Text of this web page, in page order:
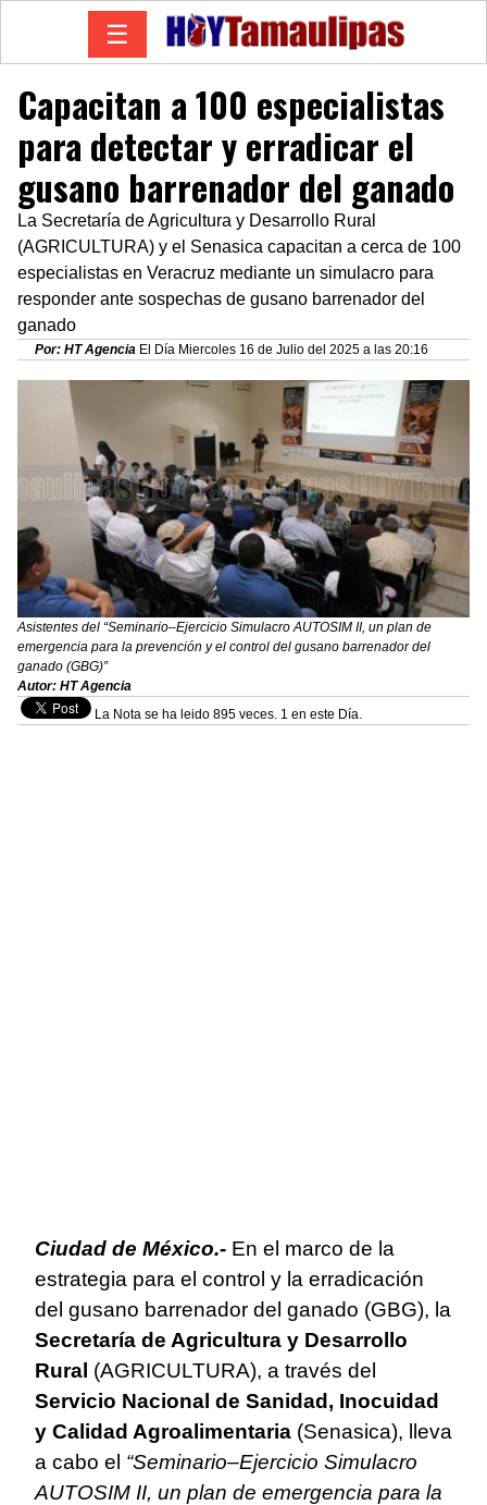
☰
Capacitan a 100 especialistas
para detectar y erradicar el
gusano barrenador del ganado
La Secretaría de Agricultura y Desarrollo Rural
(AGRICULTURA) y el Senasica capacitan a cerca de 100
especialistas en Veracruz mediante un simulacro para
responder ante sospechas de gusano barrenador del
ganado
Por: HT Agencia El Día Miercoles 16 de Julio del 2025 a las 20:16
Asistentes del “Seminario–Ejercicio Simulacro AUTOSIM II, un plan de
emergencia para la prevención y el control del gusano barrenador del
ganado (GBG)”
Autor: HT Agencia
La Nota se ha leido 895 veces. 1 en este Día.
Ciudad de México.- En el marco de la
estrategia para el control y la erradicación
del gusano barrenador del ganado (GBG), la
Secretaría de Agricultura y Desarrollo
Rural (AGRICULTURA), a través del
Servicio Nacional de Sanidad, Inocuidad
y Calidad Agroalimentaria (Senasica), lleva
a cabo el “Seminario–Ejercicio Simulacro
AUTOSIM II, un plan de emergencia para la